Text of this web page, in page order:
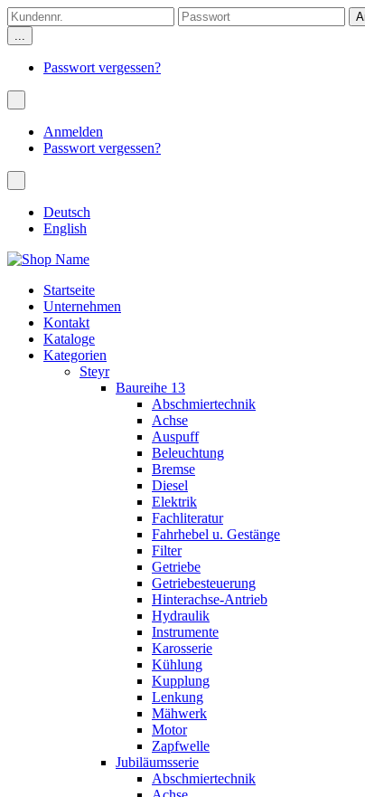
...
Passwort vergessen?
Anmelden
Passwort vergessen?
Deutsch
English
Startseite
Unternehmen
Kontakt
Kataloge
Kategorien
Steyr
Baureihe 13
Abschmiertechnik
Achse
Auspuff
Beleuchtung
Bremse
Diesel
Elektrik
Fachliteratur
Fahrhebel u. Gestänge
Filter
Getriebe
Getriebesteuerung
Hinterachse-Antrieb
Hydraulik
Instrumente
Karosserie
Kühlung
Kupplung
Lenkung
Mähwerk
Motor
Zapfwelle
Jubiläumsserie
Abschmiertechnik